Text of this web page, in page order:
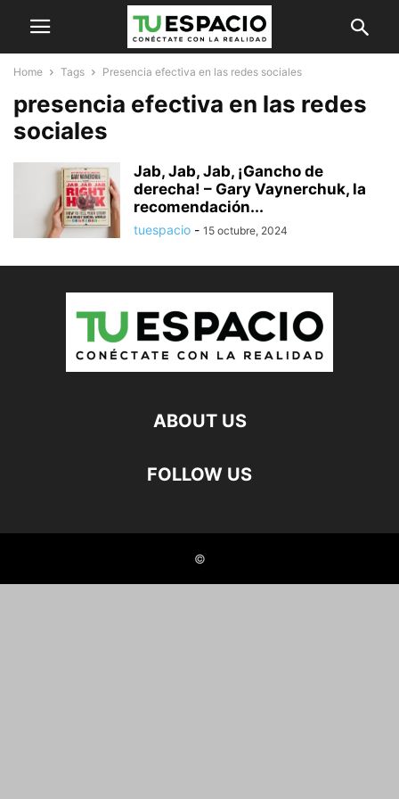
Home Tags Presencia efectiva en las redes sociales
presencia efectiva en las redes
sociales
Jab, Jab, Jab, ¡Gancho de
derecha! – Gary Vaynerchuk, la
recomendación...
tuespacio - 15 octubre, 2024
ABOUT US
FOLLOW US
©